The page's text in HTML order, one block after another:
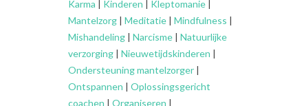
Karma | Kinderen | Kleptomanie |
Mantelzorg | Meditatie | Mindfulness |
Mishandeling | Narcisme | Natuurlijke
verzorging | Nieuwetijdskinderen |
Ondersteuningmantelzorger |
Ontspannen | Oplossingsgericht
coachen | Organiseren |